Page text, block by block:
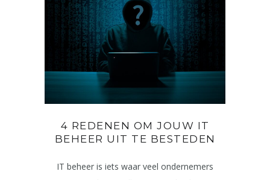
4 REDENEN OM JOUW IT
BEHEER UIT TE BESTEDEN
IT beheer is iets waar veel ondernemers